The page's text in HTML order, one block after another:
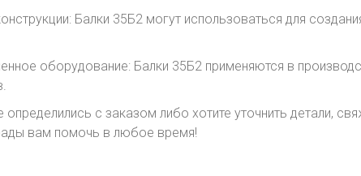
Балки 35Б2 могут использоваться для
оборудование: Балки 35Б2 применяются в
с заказом либо хотите уточнить детали,
вам помочь в любое время!